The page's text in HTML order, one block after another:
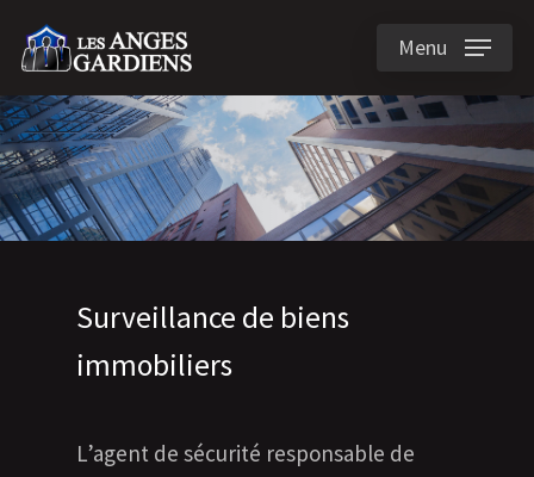
Menu
Surveillance de biens
immobiliers
L’agent de sécurité responsable de